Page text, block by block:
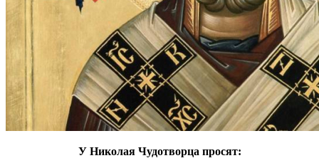
У Николая Чудотворца просят: